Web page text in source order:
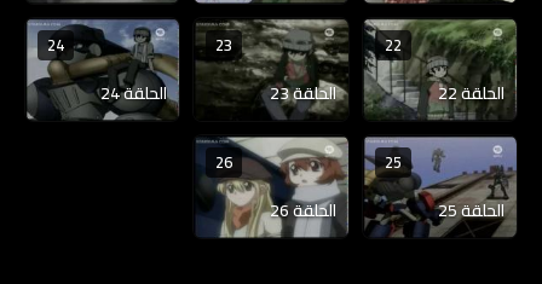
22
الحلقة 22
23
الحلقة 23
24
الحلقة 24
25
الحلقة 25
26
الحلقة 26